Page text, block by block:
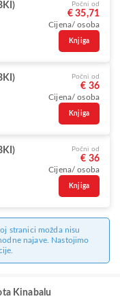
Počni od
€ 35,71
Cijena/ osoba
Knjiga
Počni od
€ 36
Cijena/ osoba
Knjiga
Počni od
€ 36
Cijena/ osoba
Knjiga
stranici možda nisu
najave. Nastojimo
Kinabalu